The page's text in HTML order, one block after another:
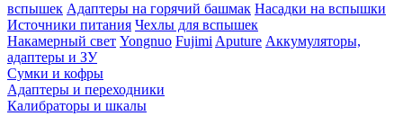
вспышек Адаптеры на горячий башмак Насадки на вспышки
Источники питания Чехлы для вспышек
Накамерный свет Yongnuo Fujimi Aputure Аккумуляторы,
адаптеры и ЗУ
Сумки и кофры
Адаптеры и переходники
Калибраторы и шкалы